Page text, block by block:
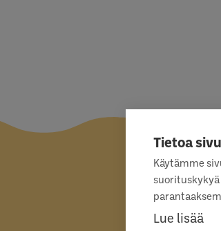
Tietoa
Käytämme
Lue lisää